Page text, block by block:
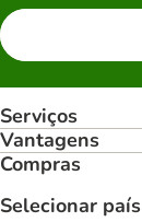
Serviços
Vantagens
Compras
Selecionar país